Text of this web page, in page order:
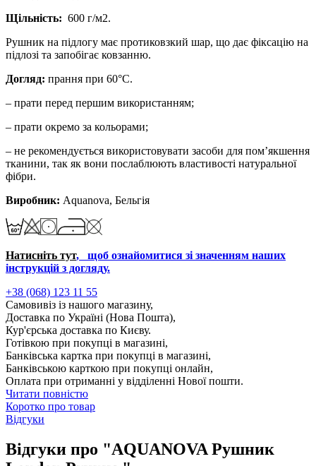
Щільність: 600 г/м2.
Рушник на підлогу має протиковзкий шар, що дає фіксацію на
підлозі та запобігає ковзанню.
Догляд: прання при 60°С.
– прати перед першим використанням;
– прати окремо за кольорами;
– не рекомендується використовувати засоби для пом’якшення
тканини, так як вони послаблюють властивості натуральної
фібри.
Виробник: Aquanova, Бельгія
Натисніть тут​​​​​​​, щоб ознайомитися зі значенням наших
інструкцій з догляду.
+38 (068) 123 11 55
Самовивіз із нашого магазину,
Доставка по Україні (Нова Пошта),
Кур'єрська доставка по Києву.
Готівкою при покупці в магазині,
Банківська картка при покупці в магазині,
Банківською карткою при покупці онлайн,
Оплата при отриманні у відділенні Нової пошти.
Читати повністю
Коротко про товар
Відгуки
Відгуки про "AQUANOVA Рушник